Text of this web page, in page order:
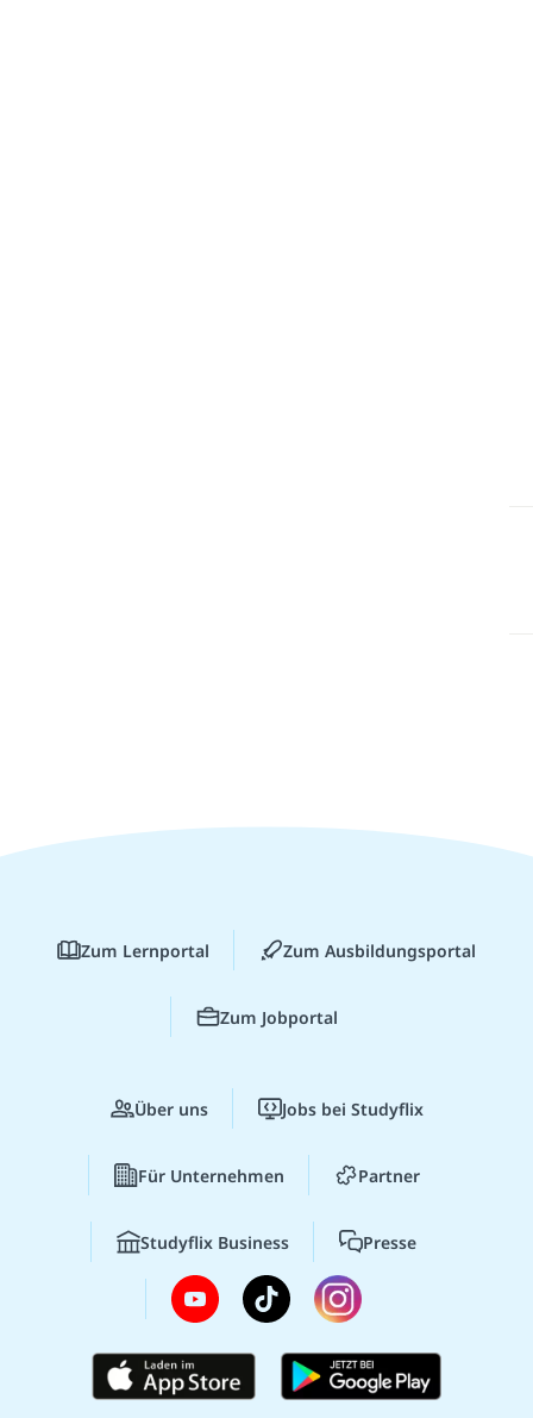
Zum Lernportal Zum Ausbildungsportal
Zum Jobportal
Über uns Jobs bei Studyflix
Für Unternehmen Partner
Studyflix Business Presse